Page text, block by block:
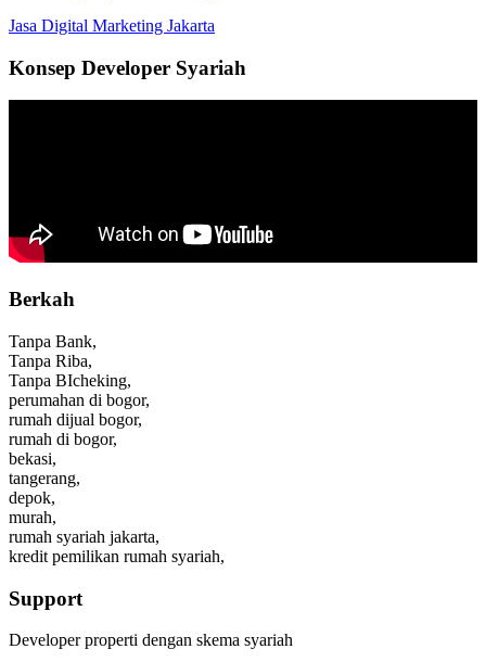
Jasa Digital Marketing Jakarta
Konsep Developer Syariah
Berkah
Tanpa Bank,
Tanpa Riba,
Tanpa BIcheking,
perumahan di bogor,
rumah dijual bogor,
rumah di bogor,
bekasi,
tangerang,
depok,
murah,
rumah syariah jakarta,
kredit pemilikan rumah syariah,
Support
Developer properti dengan skema syariah